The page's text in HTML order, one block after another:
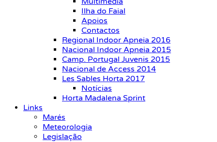
Ilha do Faial
Apoios
Contactos
Regional Indoor Apneia 2016
Nacional Indoor Apneia 2015
Camp. Portugal Juvenis 2015
Nacional de Access 2014
Les Sables Horta 2017
Notícias
Horta Madalena Sprint
Links
Marés
Meteorologia
Legislação